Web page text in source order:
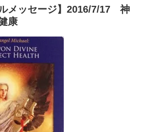
ルメッセージ】2016/7/17 神
康